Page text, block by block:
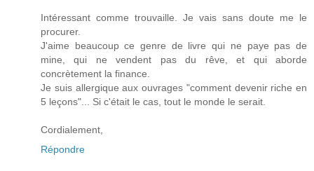
Intéressant comme trouvaille. Je vais sans doute me le
procurer.
J'aime beaucoup ce genre de livre qui ne paye pas de
mine, qui ne vendent pas du rêve, et qui aborde
concrètement la finance.
Je suis allergique aux ouvrages "comment devenir riche en
5 leçons"... Si c'était le cas, tout le monde le serait.
Cordialement,
Répondre